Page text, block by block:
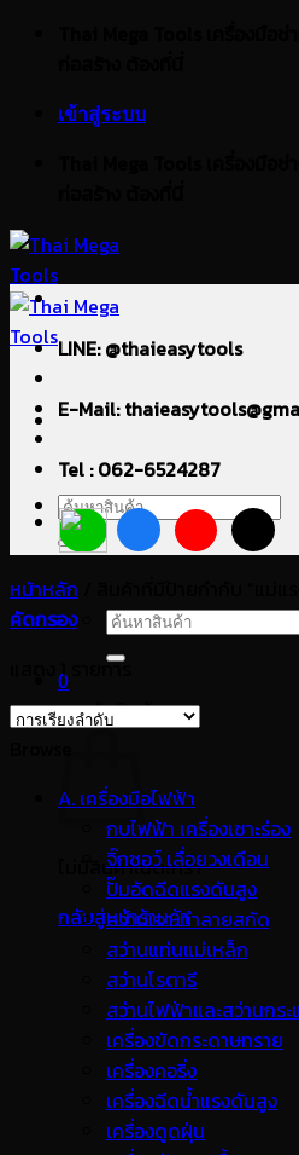
เข้าสู่ระบบ
ค้นหา:
ค้นหา:
0
ตะกร้าสินค้า
ไม่มีสินค้าในตะกร้า
กลับสู่หน้าร้านค้า
LINE: @thaieasytools
E-Mail:
Tel : 062-6524287
หน้าหลัก
คัดกรอง
แสดง 1 รายการ
A. เครื่องมือไฟฟ้า
กบไฟฟ้า เครื่องเซาะร่อง
จิ๊กซอว์ เลื่อยวงเดือน
ปั๊มอัดฉีดแรงดันสูง
สว่านเจาะทำลายสกัด
สว่านแท่นแม่เหล็ก
สว่านโรตารี
สว่านไฟฟ้าและสว่านกร
เครื่องขัดกระดาษทราย
เครื่องคอริ่ง
เครื่องฉีดน้ำแรงดันสูง
เครื่องดูดฝุ่น